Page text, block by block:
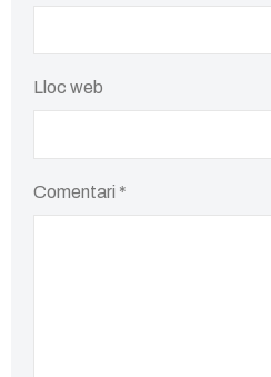
Lloc web
Comentari *